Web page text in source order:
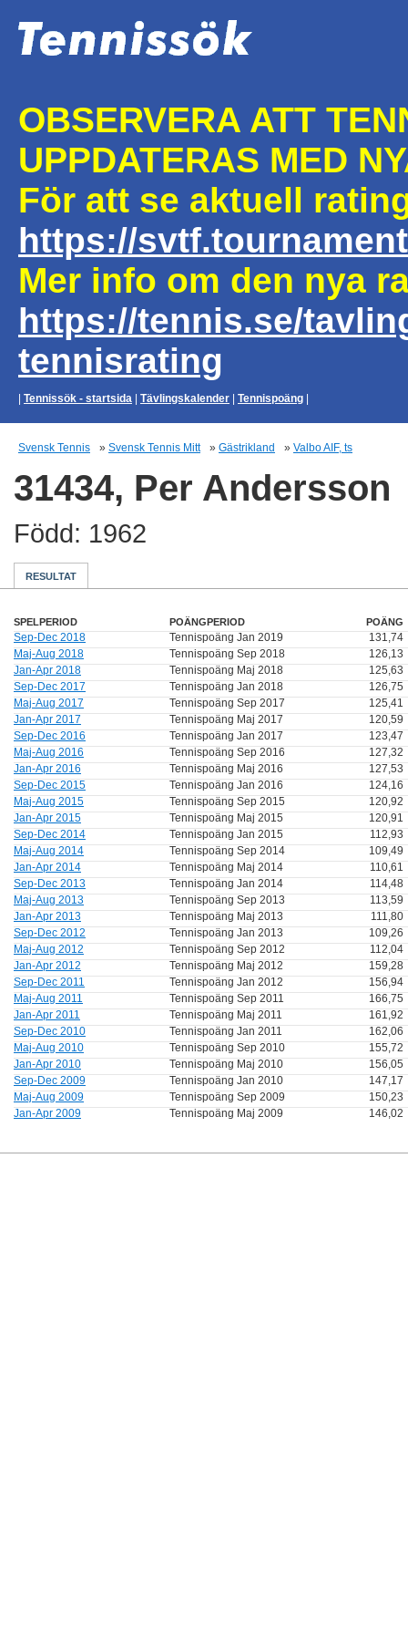
OBSERVERA ATT
UPPDATERAS MED
För att se aktuell
https://
Mer info om den nya
https://tennis.se/
tennisrating
Tennissök - startsida Tävlingskalender Tennispoäng
Svensk Tennis » Svensk Tennis Mitt » Gästrikland » Valbo AIF, ts
31434, Per Andersson
Född: 1962
RESULTAT
SPELPERIOD POÄNGPERIOD POÄNG
Sep-Dec 2018 Tennispoäng Jan 2019
131,74
Maj-Aug 2018
Tennispoäng Sep 2018
126,13
Jan-Apr 2018
Tennispoäng Maj 2018
125,63
Sep-Dec 2017
Tennispoäng Jan 2018
126,75
Maj-Aug 2017
Tennispoäng Sep 2017
125,41
Jan-Apr 2017
Tennispoäng Maj 2017
120,59
Sep-Dec 2016
Tennispoäng Jan 2017
123,47
Maj-Aug 2016
Tennispoäng Sep 2016
127,32
Jan-Apr 2016
Tennispoäng Maj 2016
127,53
Sep-Dec 2015
Tennispoäng Jan 2016
124,16
Maj-Aug 2015
Tennispoäng Sep 2015
120,92
Jan-Apr 2015
Tennispoäng Maj 2015
120,91
Sep-Dec 2014
Tennispoäng Jan 2015
112,93
Maj-Aug 2014
Tennispoäng Sep 2014
109,49
Jan-Apr 2014
Tennispoäng Maj 2014
110,61
Sep-Dec 2013
Tennispoäng Jan 2014
114,48
Maj-Aug 2013
Tennispoäng Sep 2013
113,59
Jan-Apr 2013
Tennispoäng Maj 2013
111,80
Sep-Dec 2012
Tennispoäng Jan 2013
109,26
Maj-Aug 2012
Tennispoäng Sep 2012
112,04
Jan-Apr 2012
Tennispoäng Maj 2012
159,28
Sep-Dec 2011
Tennispoäng Jan 2012
156,94
Maj-Aug 2011
Tennispoäng Sep 2011
166,75
Jan-Apr 2011
Tennispoäng Maj 2011
161,92
Sep-Dec 2010
Tennispoäng Jan 2011
162,06
Maj-Aug 2010
Tennispoäng Sep 2010
155,72
Jan-Apr 2010
Tennispoäng Maj 2010
156,05
Sep-Dec 2009
Tennispoäng Jan 2010
147,17
Maj-Aug 2009
Tennispoäng Sep 2009
150,23
Jan-Apr 2009
Tennispoäng Maj 2009 146,02